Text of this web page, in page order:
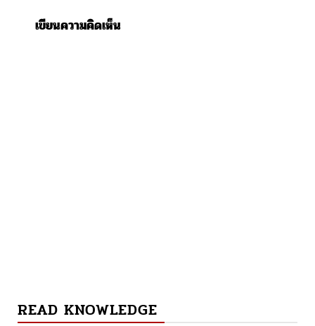
เขียนความคิดเห็น
READ KNOWLEDGE